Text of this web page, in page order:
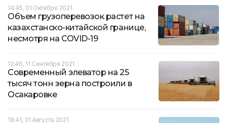
14:45, 01 Октября 2021
Объем грузоперевозок растет на
казахстанско-китайской границе,
несмотря на COVID-19
12:46, 11 Сентября 2021
Современный элеватор на 25
тысяч тонн зерна построили в
Осакаровке
18:41, 31 Августа 2021